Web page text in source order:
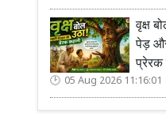
वृक्ष
पेड़
प्रेरक
05 Aug 2026 11:16:01